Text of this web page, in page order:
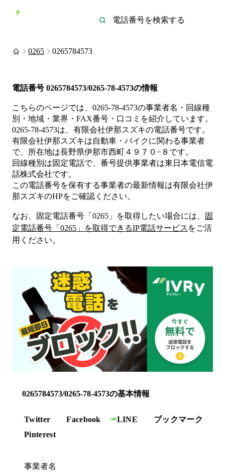
0265 0265784573
電話番号 0265784573/0265-78-4573の情報
こちらのページでは、 0265-78-4573の事業者名・回線種
別・地域・業界・FAX番号・口コミを紹介しています。
0265-78-4573は、 有限会社伊那スズキの電話番号です。
有限会社伊那スズキは自動車・バイクに関わる事業者
で、所在地は長野県伊那市西町４９７０−８ です。
回線種別は固定電話で、番号提供事業者は東日本電信電
話株式会社です。
この電話番号を保有する事業者の最新情報は有限会社伊
那スズキのHPをご確認ください。
なお、固定電話番号「 0265 」を取得したい場合には、
固
定電話番号「 0265 」を取得できるIP電話サービス をご活
用ください。
0265784573/0265-78-4573の基本情報
Twitter Facebook LINE
ブックマーク
Pinterest
事業者名